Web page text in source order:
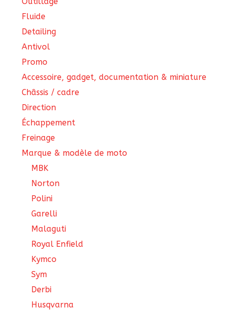
Fluide
Detailing
Antivol
Promo
Accessoire, gadget, documentation & miniature
Châssis / cadre
Direction
Échappement
Freinage
Marque & modèle de moto
MBK
Norton
Polini
Garelli
Malaguti
Royal Enfield
Kymco
Sym
Derbi
Husqvarna